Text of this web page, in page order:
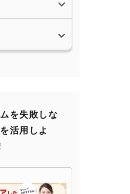
を失敗しな
活用しよ